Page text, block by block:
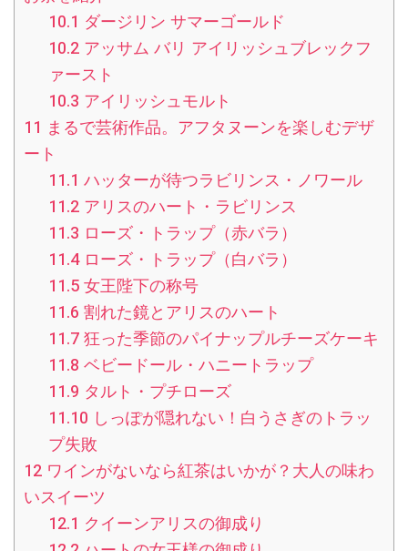
10.1 ダージリン サマーゴールド
10.2 アッサム バリ アイリッシュブレックフ
ァースト
10.3 アイリッシュモルト
11 まるで芸術作品。アフタヌーンを楽しむデザ
ート
11.1 ハッターが待つラビリンス・ノワール
11.2 アリスのハート・ラビリンス
11.3 ローズ・トラップ（赤バラ）
11.4ローズ・トラップ（白バラ）
11.5女王陛下の称号
11.6 割れた鏡とアリスのハート
11.7狂った季節のパイナップルチーズケーキ
11.8 ベビードール・ハニートラップ
11.9 タルト・プチローズ
11.10 しっぽが隠れない！白うさぎのトラッ
プ失敗
12ワインがないなら紅茶はいかが？大人の味わ
いスイーツ
12.1 クイーンアリスの御成り